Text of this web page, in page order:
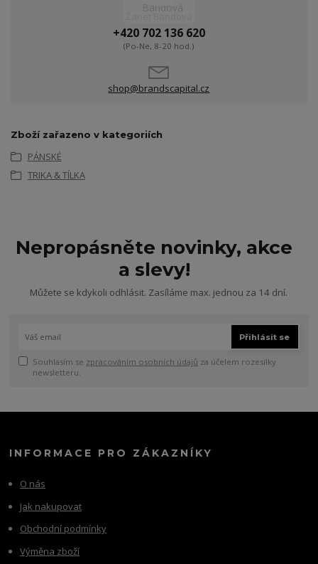
+420 702 136 620
(Po-Ne, 8-20 hod.)
shop@brandscapital.cz
Zboží zařazeno v kategoriích
PÁNSKÉ
TRIKA & TÍLKA
Nepropásněte novinky, akce
a slevy!
Můžete se kdykoli odhlásit. Zasíláme max. jednou za 14 dní.
Přihlásit se
Souhlasím se zpracováním osobních údajů za účelem rozesílky
newsletteru.
INFORMACE PRO ZÁKAZNÍKY
O nás
Jak nakupovat
Obchodní podmínky
Výměna zboží